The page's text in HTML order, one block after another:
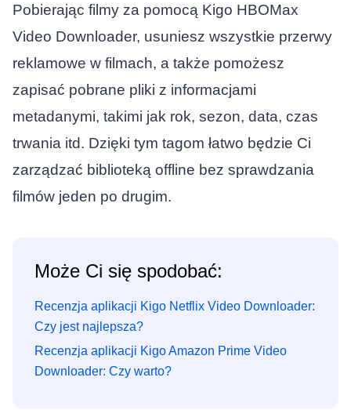
Pobierając filmy za pomocą Kigo HBOMax
Video Downloader, usuniesz wszystkie przerwy
reklamowe w filmach, a także pomożesz
zapisać pobrane pliki z informacjami
metadanymi, takimi jak rok, sezon, data, czas
trwania itd. Dzięki tym tagom łatwo będzie Ci
zarządzać biblioteką offline bez sprawdzania
filmów jeden po drugim.
Może Ci się spodobać:
Recenzja aplikacji Kigo Netflix Video Downloader:
Czy jest najlepsza?
Recenzja aplikacji Kigo Amazon Prime Video
Downloader: Czy warto?